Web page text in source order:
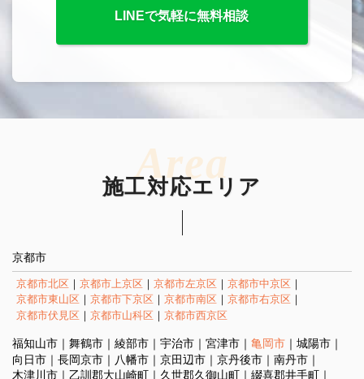
LINEで気軽に無料相談
施工対応エリア
京都市
京都市北区 京都市上京区 京都市左京区
京都市中京区
京都市東山区
京都市下京区 京都市南区
京都市右京区
京都市伏見区
京都市山科区 京都市西京区
福知山市 舞鶴市 綾部市 宇治市 宮津市 亀岡市
城陽市
向日市
長岡京市 八幡市 京田辺市 京丹後市
南丹市
木津川市
乙訓郡大山崎町 久世郡久御山町
綴喜郡井手町